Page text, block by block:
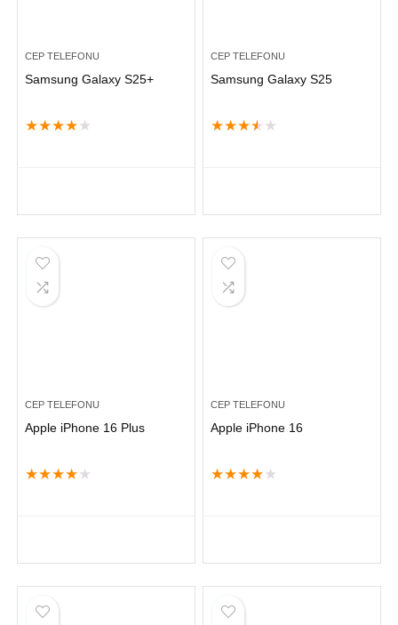
CEP TELEFONU
Samsung Galaxy S25+
★★★★ ★
CEP TELEFONU
Samsung Galaxy S25
★★★★ ★
CEP TELEFONU
Apple iPhone 16 Plus
★★★★ ★
CEP TELEFONU
Apple iPhone 16
★★★★ ★